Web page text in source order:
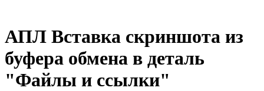
АПЛ Вставка скриншота из
буфера обмена в деталь
"Файлы и ссылки"